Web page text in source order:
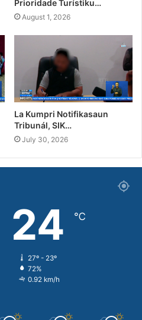
Prioridade Turístiku…
August 1, 2026
La Kumpri Notifikasaun
Tribunál, SIK…
July 30, 2026
24 ℃
27º - 23º
72%
0.92 km/h